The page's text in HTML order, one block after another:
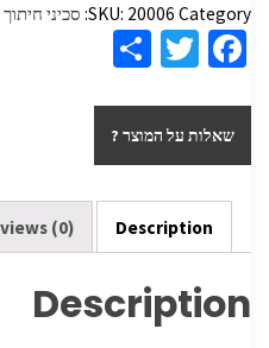
SKU: 20006 Category: סכיני חיתוך
Fa
b
o
o
k
T
tt
er
ar
e
שאלות על המוצר ?
Description
(0)
Description